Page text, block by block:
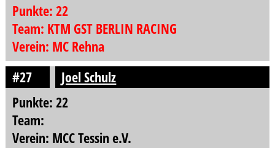
Punkte: 22
Team: KTM GST BERLIN RACING
Verein: MC Rehna
#27
Joel Schulz
Punkte: 22
Team:
Verein: MCC Tessin e.V.